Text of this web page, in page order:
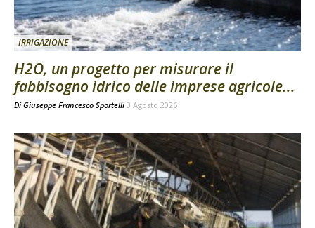
IRRIGAZIONE
H2O, un progetto per misurare il
fabbisogno idrico delle imprese agricole...
Di Giuseppe Francesco Sportelli 3 Agosto 2026